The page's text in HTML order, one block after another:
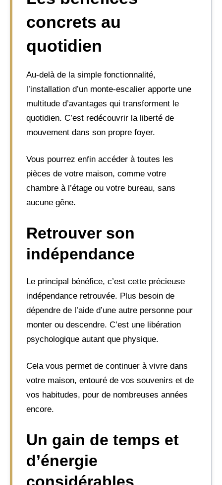
concrets au
quotidien
Au-delà de la simple fonctionnalité,
l’installation d’un monte-escalier apporte une
multitude d’avantages qui transforment le
quotidien. C’est redécouvrir la liberté de
mouvement dans son propre foyer.
Vous pourrez enfin accéder à toutes les
pièces de votre maison, comme votre
chambre à l’étage ou votre bureau, sans
aucune gêne.
Retrouver son
indépendance
Le principal bénéfice, c’est cette précieuse
indépendance retrouvée. Plus besoin de
dépendre de l’aide d’une autre personne pour
monter ou descendre. C’est une libération
psychologique autant que physique.
Cela vous permet de continuer à vivre dans
votre maison, entouré de vos souvenirs et de
vos habitudes, pour de nombreuses années
encore.
Un gain de temps et
d’énergie
considérables